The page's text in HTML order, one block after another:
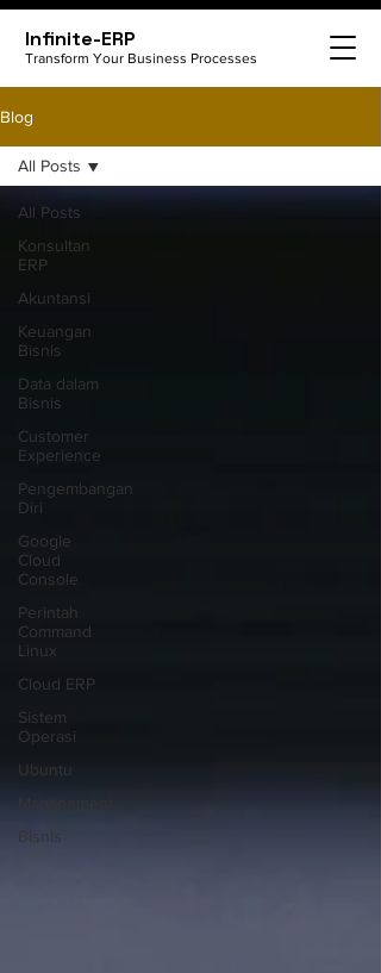
Infinite-ERP
Transform Your Business Processes
Blog
All Posts
Konsultan
ERP
Akuntansi
Keuangan
Bisnis
Data dalam
Bisnis
Customer
Experience
Pengembangan
Diri
Google
Cloud
Console
Perintah
Command
Linux
Cloud ERP
Sistem
Operasi
Ubuntu
Bisnis
All Posts